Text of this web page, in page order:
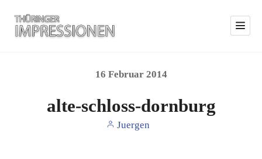
16 Februar 2014
alte-schloss-dornburg
Juergen